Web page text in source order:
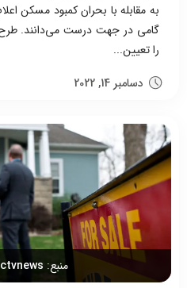
به مقابله با بحران کمبود مسکن
گامی در جهت درست می‌دانند.
را تعیین...
دسامبر 14, 2022
منبع: